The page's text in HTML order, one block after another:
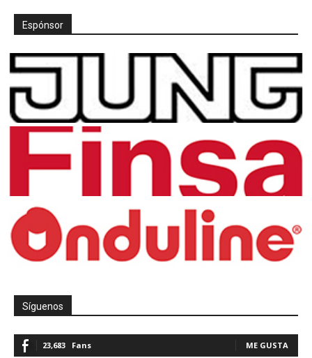
Espónsor
Síguenos
23,683 Fans ME GUSTA